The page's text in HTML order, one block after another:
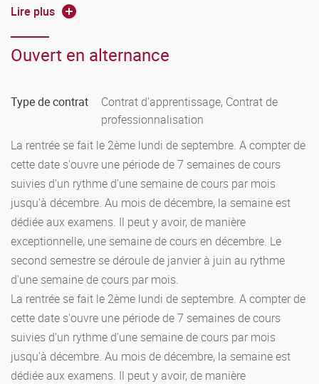
un rapport soit un mémoire en lien avec une problématique
stage ne donne pas lieu à rattrapage en cas d'échec à
de la session de rattrapage.
Le diplôme est décerné aux étudiants ayant obtenu une
moyenne générale égale ou supérieure à 10 sur l'ensemble
des unités. Les unités d'enseignement sont affectées d'un
coefficient variant d'un rapport de 1 à 3. Lorsque l'unité est
composée de plusieurs matières, ces dernières sont elles-
mêmes affectées d'un coefficient. La compensation entre
les matières et entre les unités se fait sans note
éliminatoire. Une unité est validée, lorsque l'étudiant a
obtenu une note moyenne au moins égale à 10 pour
l'ensemble des matières. Les unités validées sont
définitivement capitalisées et figées. Chaque unité est
dotée d'une valeur Crédits européens (ECTS). Chaque unité
validée permet à l'étudiant d'obtenir les crédits afférents
Lire plus
Ouvert en alternance
Type de contrat
Contrat d'apprentissage, Contrat de
professionnalisation
La rentrée se fait le 2ème lundi de septembre. A compter de
cette date s'ouvre une période de 7 semaines de cours
suivies d'un rythme d'une semaine de cours par mois
jusqu'à décembre. Au mois de décembre, la semaine est
dédiée aux examens. Il peut y avoir, de manière
exceptionnelle, une semaine de cours en décembre. Le
second semestre se déroule de janvier à juin au rythme
d'une semaine de cours par mois.
La rentrée se fait le 2ème lundi de septembre. A compter de
cette date s'ouvre une période de 7 semaines de cours
suivies d'un rythme d'une semaine de cours par mois
jusqu'à décembre. Au mois de décembre, la semaine est
dédiée aux examens. Il peut y avoir, de manière